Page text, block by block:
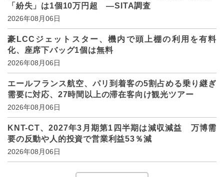
「紛失」は1個10万円超 ―SITA調査
2026年08月06日
豪LCCジェットスター、機内で頭上棚の利用を有料
化、座席下バッグ1個は無料
2026年08月06日
エールフランス航空、パリ到着客の5割占める乗り継ぎ
需要に対応、27時間以上の滞在客向け観光ツアー
2026年08月06日
KNT-CT、2027年3月期第1四半期は減収減益 万博需
要の反動や人的投資で営業利益53％減
2026年08月06日